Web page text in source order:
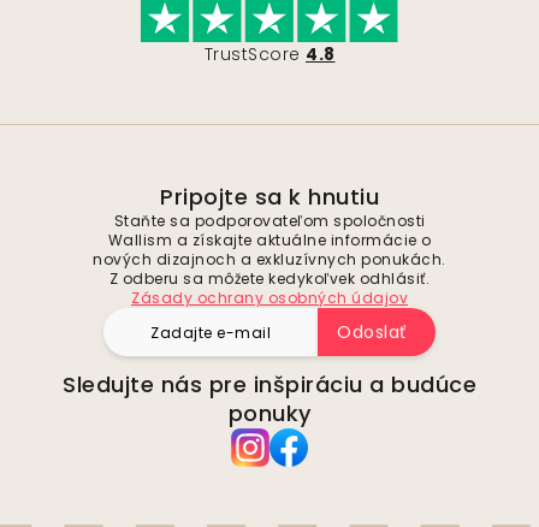
TrustScore 4.8
Pripojte sa k hnutiu
Staňte sa podporovateľom spoločnosti
Wallism a získajte aktuálne informácie o
nových dizajnoch a exkluzívnych ponukách.
Z odberu sa môžete kedykoľvek odhlásiť.
Zásady ochrany osobných údajov
Odoslať
Sledujte nás pre inšpiráciu a budúce
ponuky